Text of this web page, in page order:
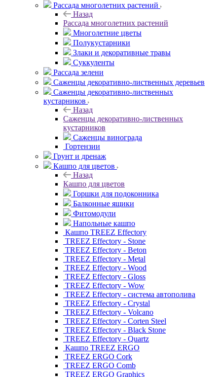
Рассада многолетних растений
Назад
Рассада многолетних растений
Многолетние цветы
Полукустарники
Злаки и декоративные травы
Суккуленты
Рассада зелени
Саженцы декоративно-лиственных деревьев
Саженцы декоративно-лиственных
кустарников
Назад
Саженцы декоративно-лиственных
кустарников
Саженцы винограда
Гортензии
Грунт и дренаж
Кашпо для цветов
Назад
Кашпо для цветов
Горшки для подоконника
Балконные ящики
Фитомодули
Напольные кашпо
Кашпо TREEZ Effectory
TREEZ Effectory - Stone
TREEZ Effectory - Beton
TREEZ Effectory - Metal
TREEZ Effectory - Wood
TREEZ Effectory - Gloss
TREEZ Effectory - Wow
TREEZ Effectory - система автополива
TREEZ Effectory - Crystal
TREEZ Effectory - Volcano
TREEZ Effectory - Corten Steel
TREEZ Effectory - Black Stone
TREEZ Effectory - Quartz
Кашпо TREEZ ERGO
TREEZ ERGO Cork
TREEZ ERGO Comb
TREEZ ERGO Graphics